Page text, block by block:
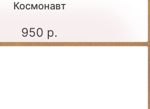
Космонавт
950 р.